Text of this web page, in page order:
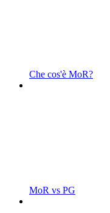
Che cos'è MoR?
MoR vs PG